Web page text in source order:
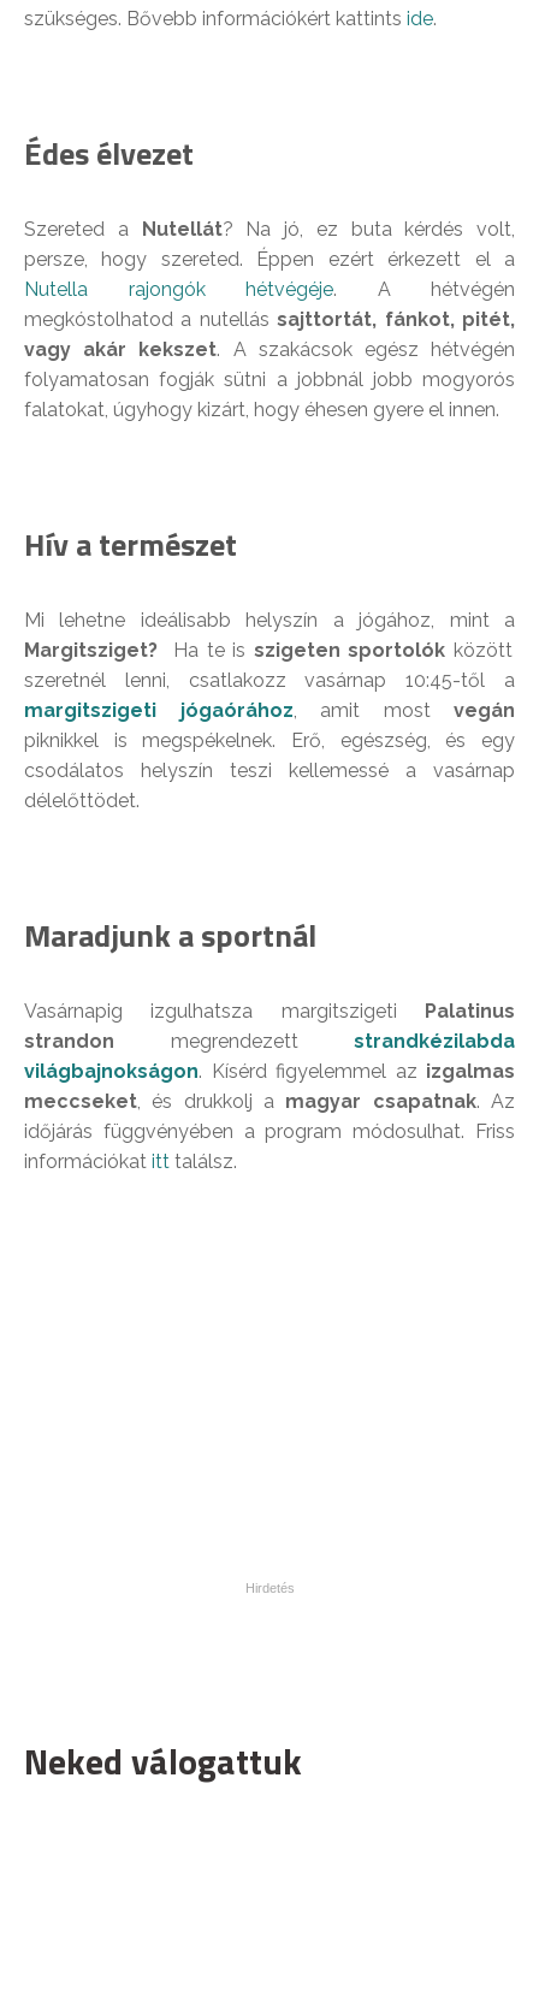
szükséges. Bővebb információkért kattints ide.
Édes élvezet
Szereted a Nutellát? Na jó, ez buta kérdés volt,
persze, hogy szereted. Éppen ezért érkezett el a
Nutella rajongók hétvégéje. A hétvégén
megkóstolhatod a nutellássajttortát, fánkot, pitét,
vagy akár kekszet. A szakácsok egész hétvégén
folyamatosan fogják sütni a jobbnál jobb mogyorós
falatokat, úgyhogy kizárt, hogy éhesen gyere el innen.
Hív a természet
Mi lehetne ideálisabb helyszín a jógához, mint a
Margitsziget? Ha te is szigeten sportolók között
szeretnél lenni, csatlakozz vasárnap 10:45-től a
margitszigeti jógaórához, amit most vegán
piknikkel is megspékelnek. Erő, egészség, és egy
csodálatos helyszín teszi kellemessé a vasárnap
délelőttödet.
Maradjunk a sportnál
Vasárnapig izgulhatsza margitszigeti
Palatinus
strandon megrendezett strand kézilabda
világbajnokságon. Kísérd figyelemmel az izgalmas
meccseket, és drukkolj a magyar csapatnak. Az
időjárás függvényében a program módosulhat. Friss
információkat itt találsz.
Neked válogattuk